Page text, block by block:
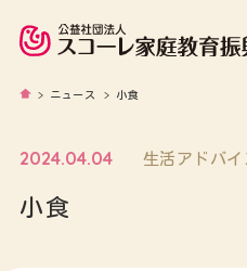
> ニュース > 小食
2024.04.04 生活アドバ
小食